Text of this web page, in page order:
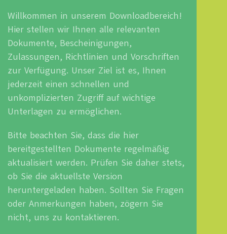
Willkommen in unserem Downloadbereich!
Hier stellen wir Ihnen alle relevanten
Dokumente, Bescheinigungen,
Zulassungen, Richtlinien und Vorschriften
zur Verfügung. Unser Ziel ist es, Ihnen
jederzeit einen schnellen und
unkomplizierten Zugriff auf wichtige
Unterlagen zu ermöglichen.
Bitte beachten Sie, dass die hier
bereitgestellten Dokumente regelmäßig
aktualisiert werden. Prüfen Sie daher stets,
ob Sie die aktuellste Version
heruntergeladen haben. Sollten Sie Fragen
oder Anmerkungen haben, zögern Sie
nicht, uns zu kontaktieren.